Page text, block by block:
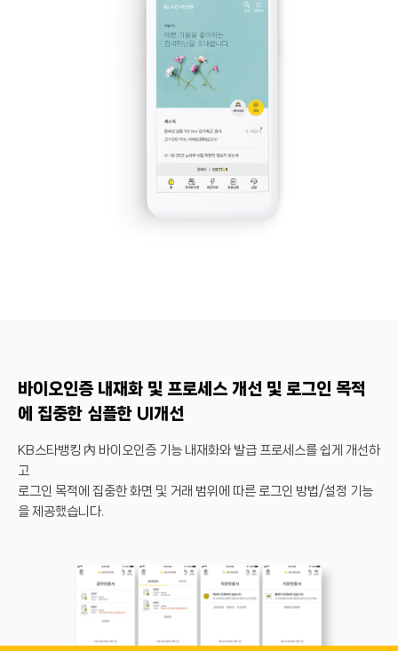
바이오인증 내재화 및 프로세스 개선 및 로그인 목적
에 집중한 심플한 UI개선
KB스타뱅킹 內 바이오인증 기능 내재화와 발급 프로세스를 쉽게 개선하
고
로그인 목적에 집중한 화면 및 거래 범위에 따른 로그인 방법/설정 기능
을 제공했습니다.